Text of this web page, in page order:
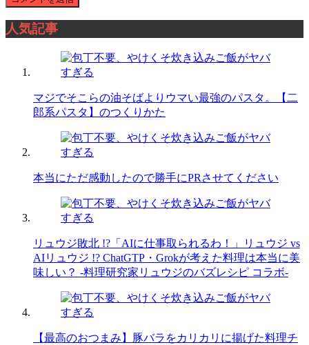
人気記事
マジでそこらの油そばよりウマい最強のパスタ。【二
郎系パスタ】のつくりかた
本当にただ感動したので勝手にPRさせてください
リュウジ敗北 !?「AIに仕事取られるわ！」リュウジ vs
AIリュウジ !? ChatGTP・Grokが考えた料理は本当に美
味しい？ -料理研究家リュウジのバズレシピ コラボ-
【最高のおつまみ】豚バラをカリカリに揚げた料理チ